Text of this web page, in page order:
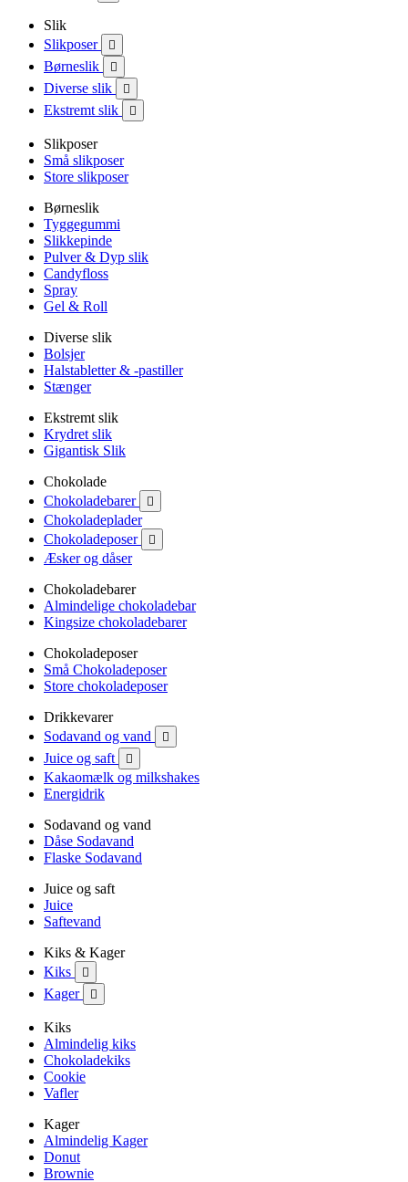
Slik
Slikposer

Børneslik 
Diverse slik 
Ekstremt slik 
Slikposer
Små slikposer
Store slikposer
Børneslik
Tyggegummi
Slikkepinde
Pulver & Dyp slik
Candyfloss
Spray
Gel & Roll
Diverse slik
Bolsjer
Halstabletter & -pastiller
Stænger
Ekstremt slik
Krydret slik
Gigantisk Slik
Chokolade
Chokoladebarer

Chokoladeplader
Chokoladeposer

Æsker og dåser
Chokoladebarer
Almindelige chokoladebar
Kingsize chokoladebarer
Chokoladeposer
Små Chokoladeposer
Store chokoladeposer
Drikkevarer
Sodavand og vand

Juice og saft 
Kakaomælk og milkshakes
Energidrik
Sodavand og vand
Dåse Sodavand
Flaske Sodavand
Juice og saft
Juice
Saftevand
Kiks & Kager
Kiks

Kager 
Kiks
Almindelig kiks
Chokoladekiks
Cookie
Vafler
Kager
Almindelig Kager
Donut
Brownie